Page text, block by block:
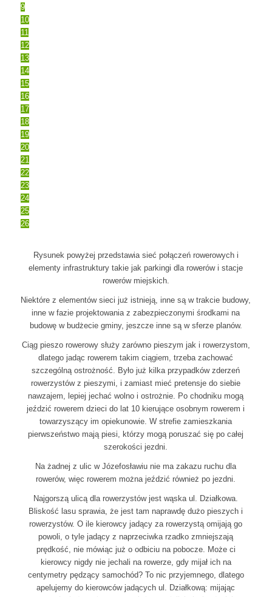
9
10
11
12
13
14
15
16
17
18
19
20
21
22
23
24
25
26
Rysunek powyżej przedstawia sieć połączeń rowerowych i
elementy infrastruktury takie jak parkingi dla rowerów i stacje
rowerów miejskich.
Niektóre z elementów sieci już istnieją, inne są w trakcie budowy,
inne w fazie projektowania z zabezpieczonymi środkami na
budowę w budżecie gminy, jeszcze inne są w sferze planów.
Ciąg pieszo rowerowy służy zarówno pieszym jak i rowerzystom,
dlatego jadąc rowerem takim ciągiem, trzeba zachować
szczególną ostrożność. Było już kilka przypadków zderzeń
rowerzystów z pieszymi, i zamiast mieć pretensje do siebie
nawzajem, lepiej jechać wolno i ostrożnie. Po chodniku mogą
jeździć rowerem dzieci do lat 10 kierujące osobnym rowerem i
towarzyszący im opiekunowie. W strefie zamieszkania
pierwszeństwo mają piesi, którzy mogą poruszać się po całej
szerokości jezdni.
Na żadnej z ulic w Józefosławiu nie ma zakazu ruchu dla
rowerów, więc rowerem można jeździć również po jezdni.
Najgorszą ulicą dla rowerzystów jest wąska ul. Działkowa.
Bliskość lasu sprawia, że jest tam naprawdę dużo pieszych i
rowerzystów. O ile kierowcy jadący za rowerzystą omijają go
powoli, o tyle jadący z naprzeciwka rzadko zmniejszają
prędkość, nie mówiąc już o odbiciu na pobocze. Może ci
kierowcy nigdy nie jechali na rowerze, gdy mijał ich na
centymetry pędzący samochód? To nic przyjemnego, dlatego
apelujemy do kierowców jadących ul. Działkową: mijając